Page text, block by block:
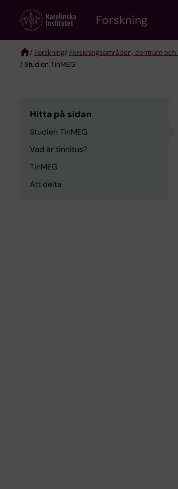
content
Forskning
Breadcrumb
/ Forskning/ Forskningsområden, centrum
/ Studien TinMEG
Hitta på sidan
Studien TinMEG
Vad är tinnitus?
TinMEG
Att delta